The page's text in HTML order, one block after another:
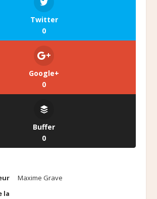
Twitter
0
Google+
0
Buffer
0
Maxime Grave
la